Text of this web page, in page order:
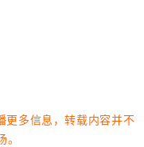
更多信息，转载内容并不